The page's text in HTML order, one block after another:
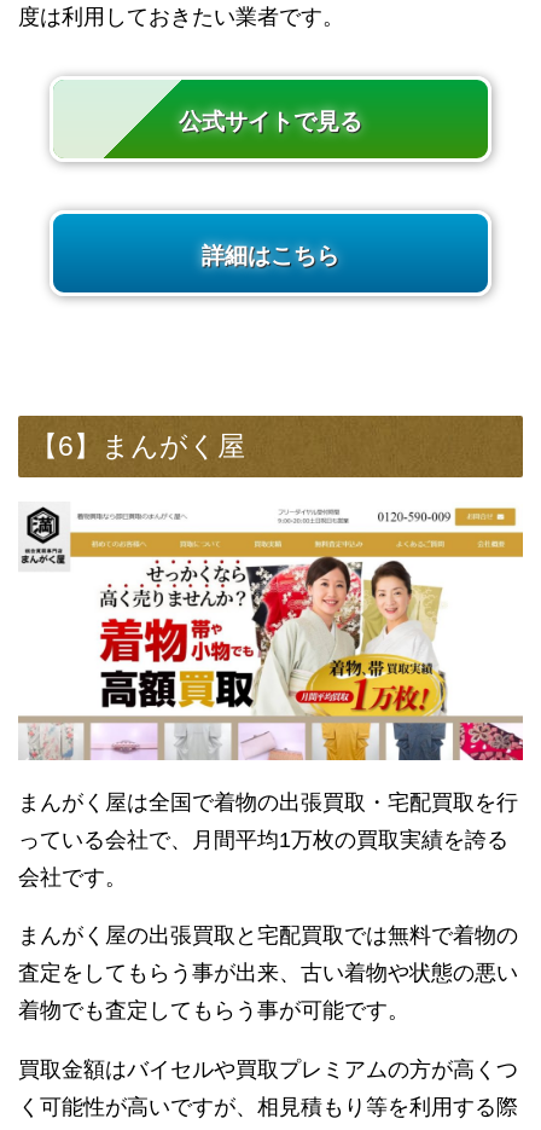
度は利用しておきたい業者です。
公式サイトで見る
詳細はこちら
【6】まんがく屋
まんがく屋は全国で着物の出張買取・宅配買取を行
っている会社で、月間平均1万枚の買取実績を誇る
会社です。
まんがく屋の出張買取と宅配買取では無料で着物の
査定をしてもらう事が出来、古い着物や状態の悪い
着物でも査定してもらう事が可能です。
買取金額はバイセルや買取プレミアムの方が高くつ
く可能性が高いですが、相見積もり等を利用する際